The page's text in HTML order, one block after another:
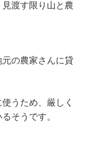
渡す限り山と農
の農家さんに貸
うため、厳しく
そうです。